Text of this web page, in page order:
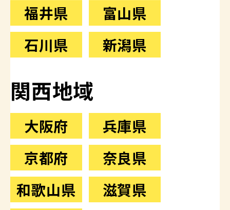
福井県
富山県
石川県
新潟県
関西地域
大阪府
兵庫県
京都府
奈良県
和歌山県
滋賀県